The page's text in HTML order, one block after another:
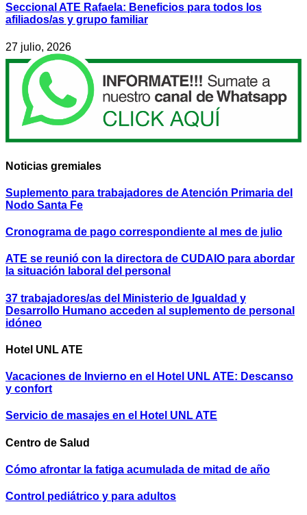
Seccional ATE Rafaela: Beneficios para todos los
afiliados/as y grupo familiar
27 julio, 2026
Noticias gremiales
Suplemento para trabajadores de Atención Primaria del
Nodo Santa Fe
Cronograma de pago correspondiente al mes de julio
ATE se reunió con la directora de CUDAIO para abordar
la situación laboral del personal
37 trabajadores/as del Ministerio de Igualdad y
Desarrollo Humano acceden al suplemento de personal
idóneo
Hotel UNL ATE
Vacaciones de Invierno en el Hotel UNL ATE: Descanso
y confort
Servicio de masajes en el Hotel UNL ATE
Centro de Salud
Cómo afrontar la fatiga acumulada de mitad de año
Control pediátrico y para adultos